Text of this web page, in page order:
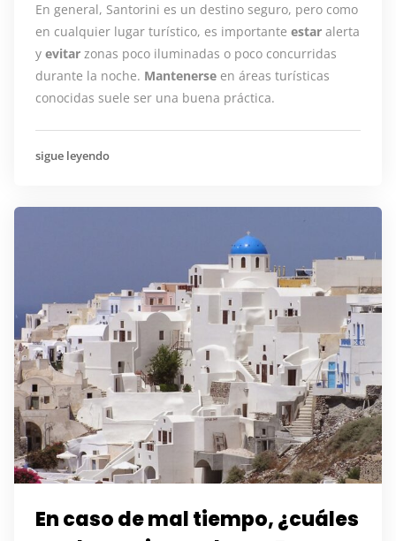
En general, Santorini es un destino seguro, pero como
en cualquier lugar turístico, es importante estar alerta
y evitar zonas poco iluminadas o poco concurridas
durante la noche. Mantenerse en áreas turísticas
conocidas suele ser una buena práctica.
sigue leyendo
En caso de mal tiempo, ¿cuáles